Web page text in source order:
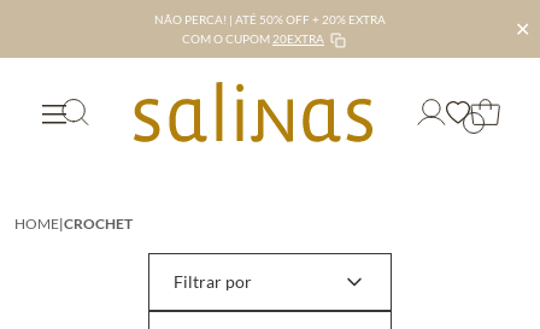
NÃO PERCA! | ATÉ 50% OFF + 20% EXTRA
COM O CUPOM 20EXTRA ✕
HOME|CROCHET
Filtrar por